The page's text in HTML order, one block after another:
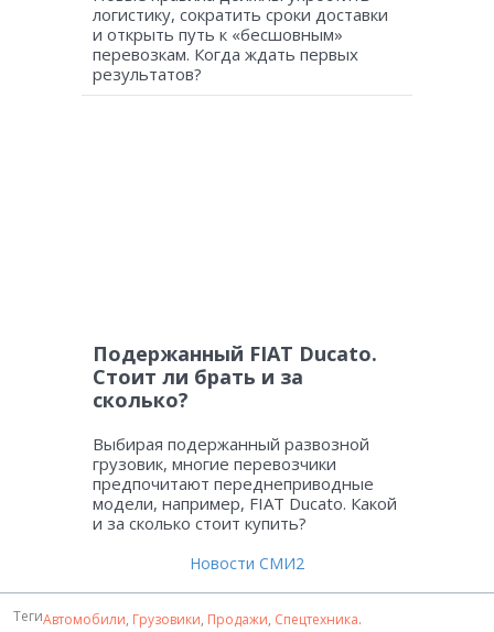
логистику, сократить сроки доставки
и открыть путь к «бесшовным»
перевозкам. Когда ждать первых
результатов?
Подержанный FIAT Ducato.
Стоит ли брать и за
сколько?
Выбирая подержанный развозной
грузовик, многие перевозчики
предпочитают переднеприводные
модели, например, FIAT Ducato. Какой
и за сколько стоит купить?
Новости СМИ2
ТегиАвтомобили, Грузовики, Продажи, Спецтехника.